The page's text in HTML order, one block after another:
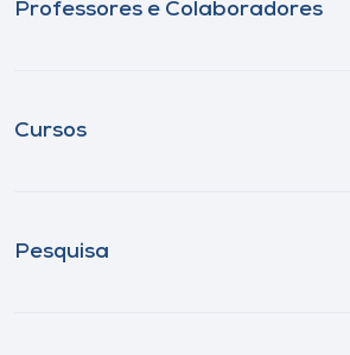
Professores e Colaboradores
Cursos
Pesquisa